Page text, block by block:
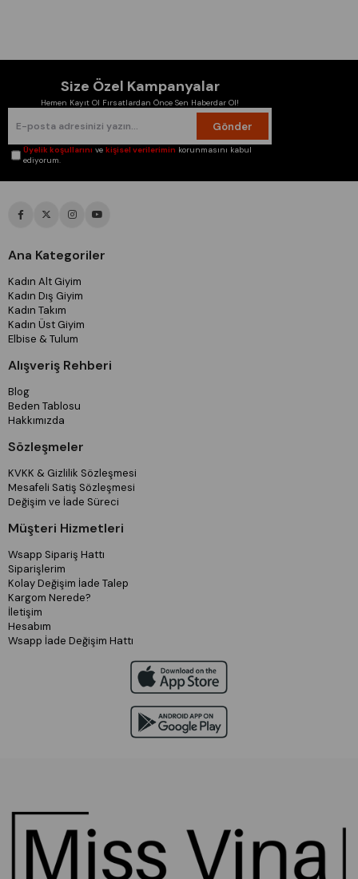
Size Özel Kampanyalar
Hemen Kayıt Ol Fırsatlardan Önce Sen Haberdar Ol!
Gönder
Üyelik koşullarını vekişisel verilerimin korunmasını kabul
ediyorum.
Ana Kategoriler
Kadın Alt Giyim
Kadın Dış Giyim
Kadın Takım
Kadın Üst Giyim
Elbise & Tulum
Alışveriş Rehberi
Blog
Beden Tablosu
Hakkımızda
Sözleşmeler
KVKK & Gizlilik Sözleşmesi
Mesafeli Satiş Sözleşmesi
Değişim ve İade Süreci
Müşteri Hizmetleri
Wsapp Sipariş Hattı
Siparişlerim
Kolay Değişim İade Talep
Kargom Nerede?
İletişim
Hesabım
Wsapp İade Değişim Hattı